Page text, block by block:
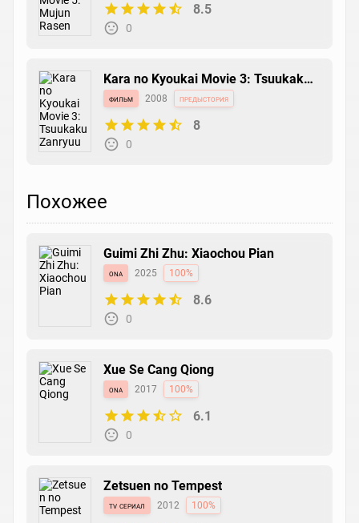
8.5
0
Kara no Kyoukai Movie 3: Tsuukaku
Zanryuu
фильм 2008 предыстория
8
0
Похожее
Guimi Zhi Zhu: Xiaochou Pian
ona 2025 100%
8.6
0
Xue Se Cang Qiong
ona 2017 100%
6.1
0
Zetsuen no Tempest
tv сериал 2012 100%